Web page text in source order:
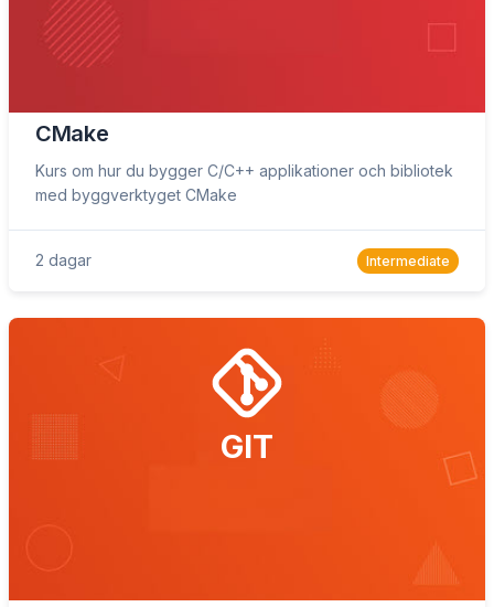
CMake
Kurs om hur du bygger C/C++ applikationer och bibliotek
med byggverktyget CMake
2 dagar Intermediate
GIT